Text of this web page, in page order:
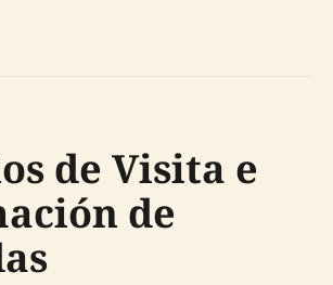
de Visita e
de